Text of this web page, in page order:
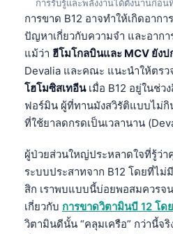
การรับรู้และพลังงานได้ตั้งนานก่อน
การขาด B12 อาจทำให้เกิดอาก
ปัญหาเกี่ยวกับความจำ และอาก
แม้ว่า ฮีโมโกลบินและ MCV ยังป
Devalia และคณะ แนะนำให้ตรว
โฮโมซิสเทอีนเมื่อ B12 อยู่ในช่ว
ฟอร์มิน ผู้ที่ทานมังสวิรัติแบบไม่
ที่ใช้ยาลดกรดเป็นเวลานาน
ผู้ป่วยส่วนใหญ่ประหลาดใจที่รู้ว่
ระบบประสาทจาก B12 โดยที่ไ
สิก เราพบแบบนี้บ่อยพอสมควรจ
เกี่ยวกับ การขาดวิตามินบี 12 โด
วิตามินดีนั้น “คลุมเครือ” กว่านี้จ